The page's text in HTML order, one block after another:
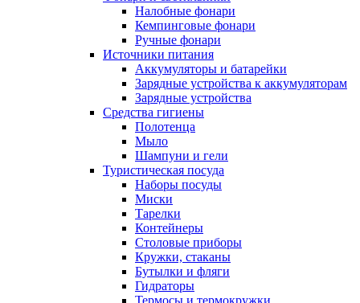
Налобные фонари
Кемпинговые фонари
Ручные фонари
Источники питания
Аккумуляторы и батарейки
Зарядные устройства к аккумуляторам
Зарядные устройства
Средства гигиены
Полотенца
Мыло
Шампуни и гели
Туристическая посуда
Наборы посуды
Миски
Тарелки
Контейнеры
Столовые приборы
Кружки, стаканы
Бутылки и фляги
Гидраторы
Термосы и термокружки